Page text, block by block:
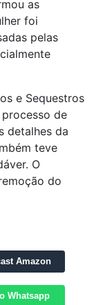
as
foi
pelas
e Sequestros
de
detalhes da
teve
O
do
Amazon
Whatsapp